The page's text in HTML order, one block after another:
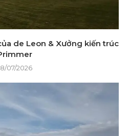
de Leon & Xưởng kiến ​​trúc
07/2026